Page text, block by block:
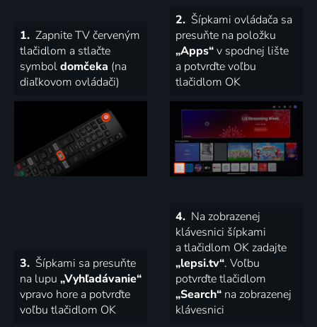
1. Zapnite TV červeným
tlačidlom a stlačte
symboldomčeka (na
diaľkovom ovládači)
2. Šípkami ovládača sa
presuňte na položku
„Apps“v spodnej lište
a potvrďte voľbu
tlačidlom OK
3. Šípkami sa presuňte
na lupu „Vyhľadávanie“
vpravo hore a potvrďte
voľbu tlačidlom OK
4. Na zobrazenej
klávesnici šípkami
a tlačidlom OK zadajte
„lepsi.tv“. Voľbu
potvrďte tlačidlom
„Search“ na zobrazenej
klávesnici